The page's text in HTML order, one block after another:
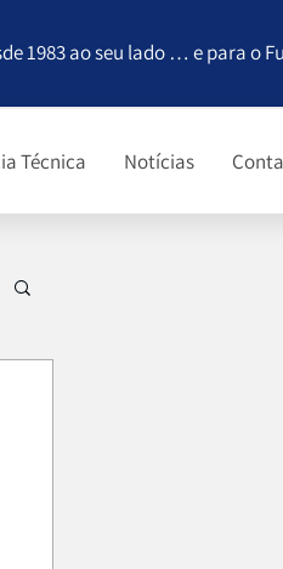
1983 ao seu lado … e para o
Técnica Notícias